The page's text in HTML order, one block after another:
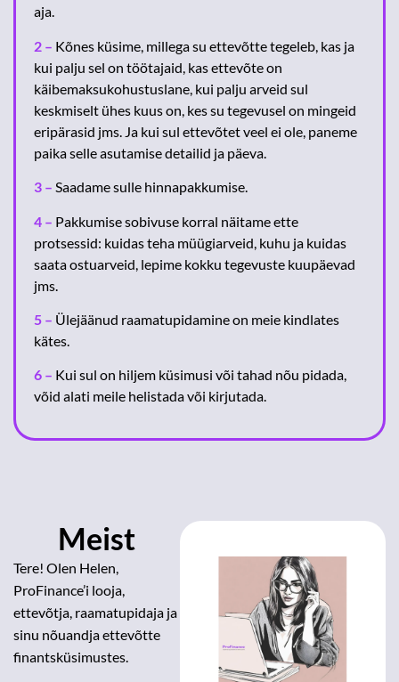
aja.
2 – Kõnes küsime, millega su ettevõtte tegeleb, kas ja
kui palju sel on töötajaid, kas ettevõte on
käibemaksukohustuslane, kui palju arveid sul
keskmiselt ühes kuus on, kes su tegevusel on mingeid
eripärasid jms. Ja kui sul ettevõtet veel ei ole, paneme
paika selle asutamise detailid ja päeva.
3 – Saadame sulle hinnapakkumise.
4 – Pakkumise sobivuse korral näitame ette
protsessid: kuidas teha müügiarveid, kuhu ja kuidas
saata ostuarveid, lepime kokku tegevuste kuupäevad
jms.
5 – Ülejäänud raamatupidamine on meie kindlates
kätes.
6 – Kui sul on hiljem küsimusi või tahad nõu pidada,
võid alati meile helistada või kirjutada.
Meist
Tere! Olen Helen,
ProFinance’i looja,
ettevõtja, raamatupidaja ja
sinu nõuandja ettevõtte
finantsküsimustes.